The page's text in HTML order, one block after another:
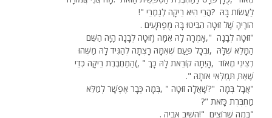
לַעֲשׂוֹת בָּהּ ?הֲרֵי הִיא רֵיקָה לְגַמְרֵי !"
הוֹרֶיהָ שֶׁל זוּטָה הִבִּיטוּ בָּהּ מֻפְתָּעִים .
"זוּטָה לְבָנָה ,"אָמְרָה לָהּ אִמָּהּ )זוּטָה לְבָנָה הָיָה הַשֵּׁם
הַמָּלֵא שֶׁלָּהּ ,וּבְכָל פַּעַם שֶׁאִמָּהּ רָצְתָה לְהַגִּיד לָהּ מַשֶּׁהוּ
רְצִינִי מְאוֹד ,הָיְתָה קוֹרֵאת לָהּ כָּךְ (, "הַמַּחְבֶּרֶת רֵיקָה כְּדֵי
שֶׁאַתְּ תְּמַלְּאִי אוֹתָהּ ."
"אֲבָל בְּמָה ?"שָׁאֲלָה זוּטָה , "בְּמָה כְּבָר אֶפְשָׁר לְמַלֵּא
מַחְבֶּרֶת כָּזֹאת ?"
"בְּמָה שֶׁרוֹצִים !"הֵשִׁיב אָבִיהָ .